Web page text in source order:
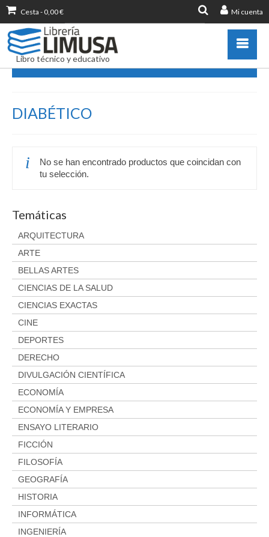
Mi cuenta
Cesta - 0,00€
Buscar
por:
Libro técnico y educativo
Novedades
Publicar con nosotros
Información sobre libro
Ayuda
Contacto
Aviso legal
Condiciones del servicio
Política de privacidad
Cambios y devoluciones
DIABÉTICO
No se han encontrado productos que coincidan con
tu selección.
Temáticas
ARQUITECTURA
ARTE
BELLAS ARTES
CIENCIAS DE LA SALUD
CIENCIAS EXACTAS
CINE
DEPORTES
DERECHO
DIVULGACIÓN CIENTÍFICA
ECONOMÍA
ECONOMÍA Y EMPRESA
ENSAYO LITERARIO
FICCIÓN
FILOSOFÍA
GEOGRAFÍA
HISTORIA
INFORMÁTICA
INGENIERÍA